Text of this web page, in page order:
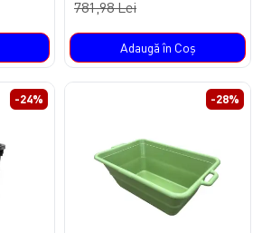
781,98 Lei
Adaugă în Coş
-24% -28%